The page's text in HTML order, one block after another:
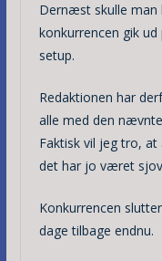
Dernæst skulle man
konkurrencen gik
setup.
Redaktionen har
alle med den
Faktisk vil jeg tro,
det har jo været
Konkurrencen
dage tilbage endnu.